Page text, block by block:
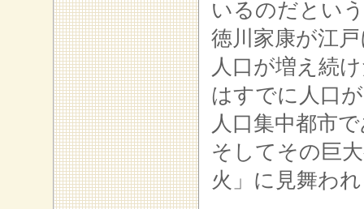
いるのだとい
徳川家康が江
人口が増え続
はすでに人口
人口集中都市
そしてその巨
火」に見舞わ